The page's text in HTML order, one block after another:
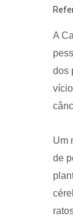
A
dos
Um
de